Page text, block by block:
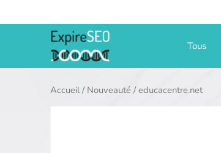
au
Tous
Accueil/ Nouveauté / educacentre.net